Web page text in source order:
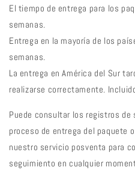
El tiempo de entrega para los
semanas.
Entrega en la mayoría de los
semanas.
La entrega en América del Sur
realizarse correctamente.
Puede consultar los registros
proceso de entrega del paquete
nuestro servicio posventa para
seguimiento en cualquier